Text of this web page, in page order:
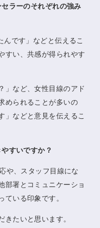
ラーのそれぞれの強み
です」などと伝えるこ
すい、共感が得られやす
」など、女性目線のアド
められることが多いの
」などと意見を伝えるこ
すいですか？
や、スタッフ目線にな
部署とコミュニケーショ
ている印象です。
きたいと思います。